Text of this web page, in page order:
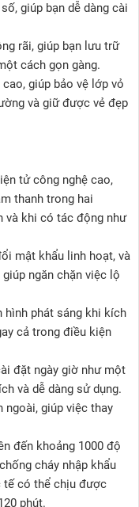
giúp bạn dễ dàng cài
rãi, giúp bạn lưu trữ
cách gọn gàng.
giúp bảo vệ lớp vỏ
và giữ được vẻ đẹp
tử công nghệ cao,
thanh trong hai
và khi có tác động như
mật khẩu linh hoạt, và
ngăn chặn việc lộ
phát sáng khi kích
cả trong điều kiện
đặt ngày giờ như một
và dễ dàng sử dụng.
ngoài, giúp việc thay
đến khoảng 1000 độ
cháy nhập khẩu
tế có thể chịu được
phút.